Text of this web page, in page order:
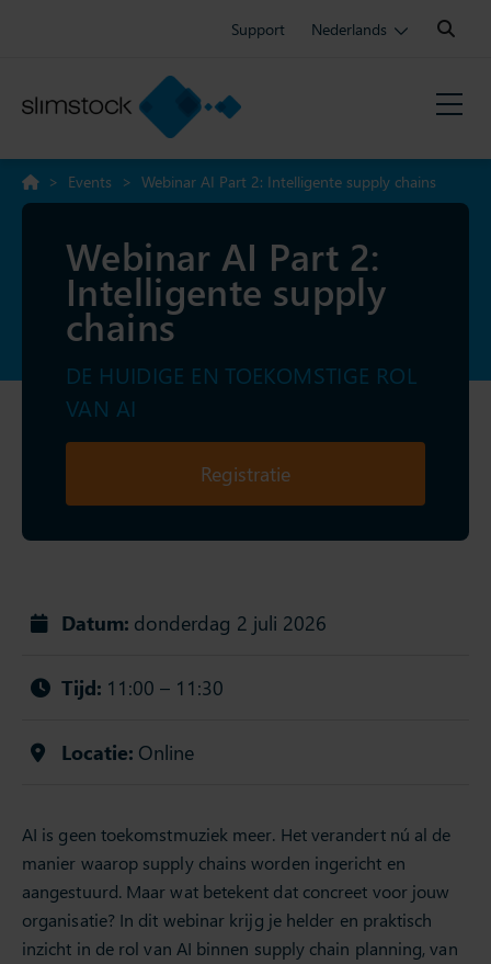
Support Nederlands
Search:
> Events > Webinar AI Part 2: Intelligente supply chains
Webinar AI Part 2:
Intelligente supply
chains
DE HUIDIGE EN TOEKOMSTIGE ROL
VAN AI
Registratie
AI is geen toekomstmuziek meer. Het verandert nú al de
manier waarop supply chains worden ingericht en
aangestuurd. Maar wat betekent dat concreet voor jouw
organisatie? In dit webinar krijg je helder en praktisch
inzicht in de rol van AI binnen supply chain planning, van
Datum: donderdag 2 juli 2026
Tijd: 11:00 – 11:30
Locatie: Online